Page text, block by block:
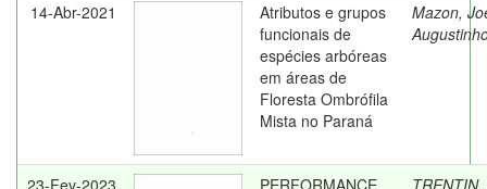
14-Abr-2021
Atributos e grupos
funcionais de
espécies arbóreas
em áreas de
Floresta Ombrófila
Mista no Paraná
Mazon,
23-Fev-2023
PERFORMANCE
TRENTIN,